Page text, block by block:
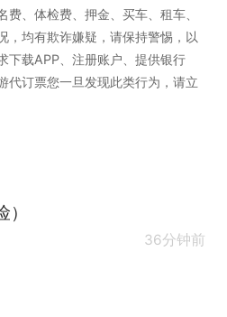
、体检费、押金、买车、租车、
，均有欺诈嫌疑，请保持警惕，以
下载APP、注册账户、提供银行
代订票您一旦发现此类行为，请立
36分钟前